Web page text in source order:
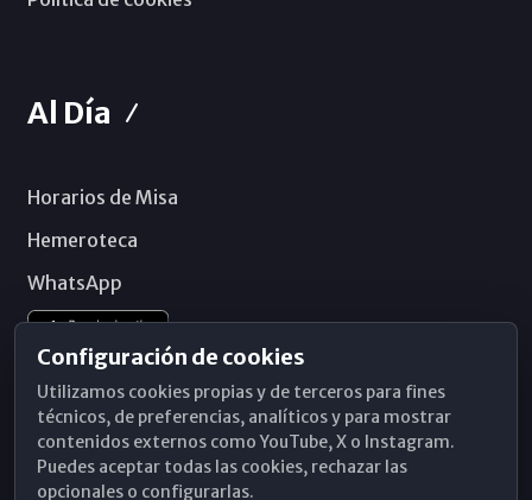
Al Día
Horarios de Misa
Hemeroteca
WhatsApp
Configuración de cookies
Utilizamos cookies propias y de terceros para fines
técnicos, de preferencias, analíticos y para mostrar
contenidos externos como YouTube, X o Instagram.
Puedes aceptar todas las cookies, rechazar las
opcionales o configurarlas.